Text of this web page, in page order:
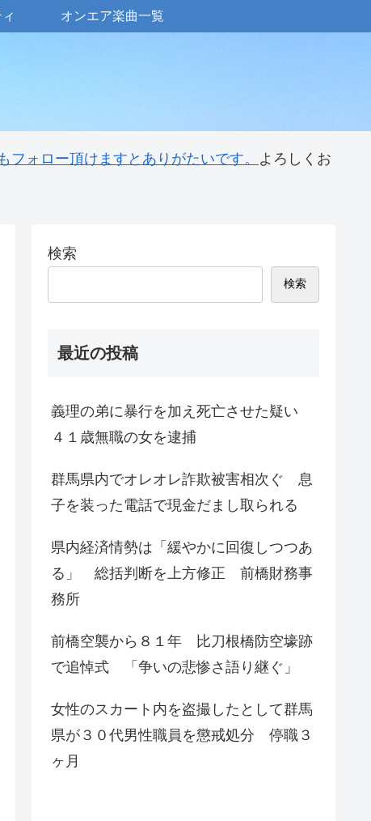
オンエア楽曲一覧
フォロー頂けますとありがたいです。 よろしくお
検索
検索
最近の投稿
義理の弟に暴行を加え死亡させた疑い
４１歳無職の女を逮捕
群馬県内でオレオレ詐欺被害相次ぐ 息
子を装った電話で現金だまし取られる
県内経済情勢は「緩やかに回復しつつあ
る」 総括判断を上方修正 前橋財務事
務所
前橋空襲から８１年 比刀根橋防空壕跡
で追悼式 「争いの悲惨さ語り継ぐ」
女性のスカート内を盗撮したとして群馬
県が３０代男性職員を懲戒処分 停職３
ヶ月